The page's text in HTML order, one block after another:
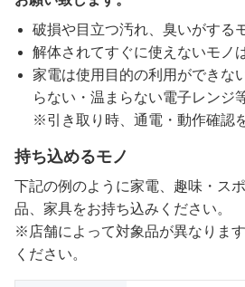
破損や目立つ汚れ、臭いがする
解体されてすぐに使えないモノ
家電は使用目的の利用ができな
らない・温まらない電子レンジ等
※引き取り時、通電・動作確認
持ち込めるモノ
下記の例のように家電、趣味・ス
品、家具をお持ち込みください。
※店舗によって対象品が異なりま
ください。